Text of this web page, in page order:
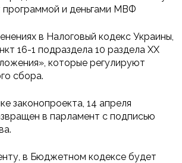
программой и деньгами МВФ
в Налоговый кодекс Украины,
16-1 подраздела 10 раздела XX
которые регулируют
сбора.
законопроекта, 14 апреля
в парламент с подписью
в Бюджетном кодексе будет